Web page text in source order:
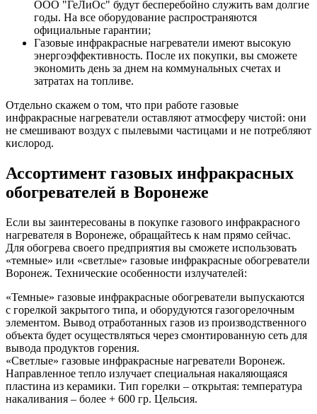
ООО "ГеЛиОс" будут бесперебойно служить вам долгие
годы. На все оборудование распространяются
официальные гарантии;
Газовые инфракрасные нагреватели имеют высокую
энергоэффективность. После их покупки, вы сможете
экономить день за днем на коммунальных счетах и
затратах на топливе.
Отдельно скажем о том, что при работе газовые
инфракрасные нагреватели оставляют атмосферу чистой: они
не смешивают воздух с пылевыми частицами и не потребляют
кислород.
Ассортимент газовых инфракрасных
обогревателей в Воронеже
Если вы заинтересованы в покупке газового инфракрасного
нагревателя в Воронеже, обращайтесь к нам прямо сейчас.
Для обогрева своего предприятия вы сможете использовать
«темные» или «светлые» газовые инфракрасные обогреватели
Воронеж. Технические особенности излучателей:
«Темные» газовые инфракрасные обогреватели выпускаются
с горелкой закрытого типа, и оборудуются газогорелочным
элементом. Вывод отработанных газов из производственного
объекта будет осуществляться через смонтированную сеть для
вывода продуктов горения.
«Светлые» газовые инфракрасные нагреватели Воронеж.
Направленное тепло излучает специальная накаляющаяся
пластина из керамики. Тип горелки – открытая: температура
накаливания – более + 600 гр. Цельсия.